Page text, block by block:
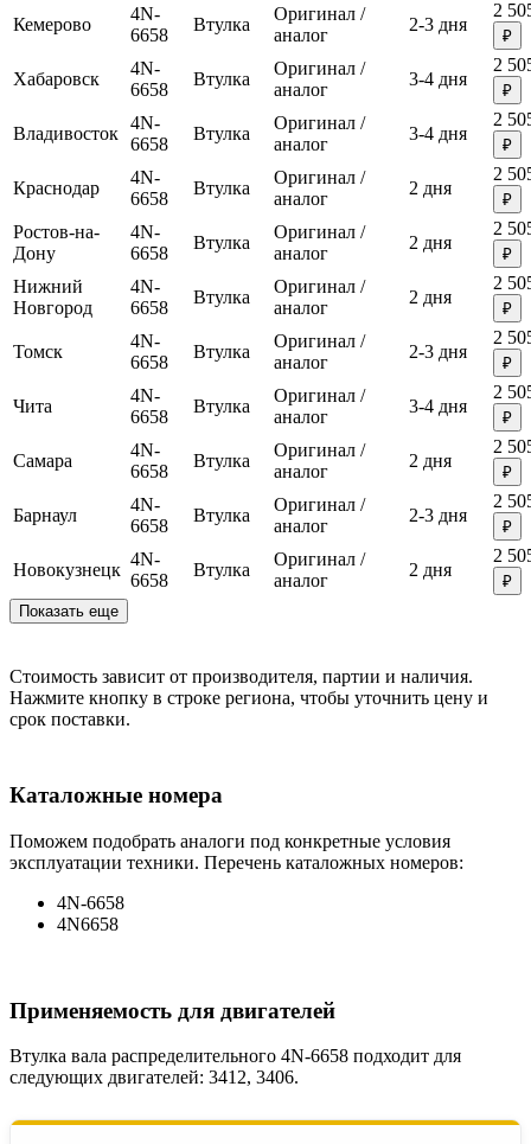
Кемерово
4N-
6658
Втулка
Оригинал /
аналог
2-3 дня
2
₽
Хабаровск
4N-
6658
Втулка
Оригинал /
аналог
3-4 дня
2
₽
Владивосток
4N-
6658
Втулка
Оригинал /
аналог
3-4 дня
2
₽
Краснодар
4N-
6658
Втулка
Оригинал /
аналог
2 дня
2
₽
Ростов-на-
Дону
4N-
6658
Втулка
Оригинал /
аналог
2 дня
2
₽
Нижний
Новгород
4N-
6658
Втулка
Оригинал /
аналог
2 дня
2
₽
Томск
4N-
6658
Втулка
Оригинал /
аналог
2-3 дня
2
₽
Чита
4N-
6658
Втулка
Оригинал /
аналог
3-4 дня
2
₽
Самара
4N-
6658
Втулка
Оригинал /
аналог
2 дня
2
₽
Барнаул
4N-
6658
Втулка
Оригинал /
аналог
2-3 дня
2
₽
Новокузнецк
4N-
6658
Втулка
Оригинал /
аналог
2 дня
2
₽
Показать еще
Стоимость зависит от производителя, партии и наличия.
Нажмите кнопку в строке региона, чтобы уточнить цену и
срок поставки.
Каталожные номера
Поможем подобрать аналоги под конкретные условия
эксплуатации техники. Перечень каталожных номеров:
4N-6658
4N6658
Применяемость для двигателей
Втулка вала распределительного 4N-6658 подходит для
следующих двигателей: 3412, 3406.